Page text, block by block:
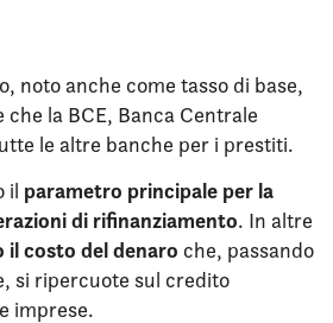
noto anche come tasso di base,
che la BCE, Banca Centrale
le altre banche per i prestiti.
il parametro principale per la
di rifinanziamento. In altre
il costo del denaro che, passando
si ripercuote sul credito
imprese.